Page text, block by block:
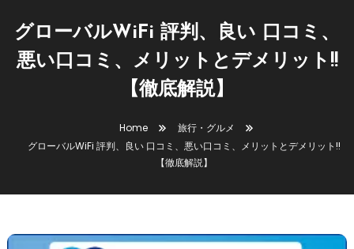
グローバルWiFi 評判、良い 口コミ、
悪い口コミ、メリットとデメリット!!
【徹底解説】
Home
旅行・グルメ
グローバルWiFi 評判、良い 口コミ、悪い口コミ、メリットとデメリット!!
【徹底解説】